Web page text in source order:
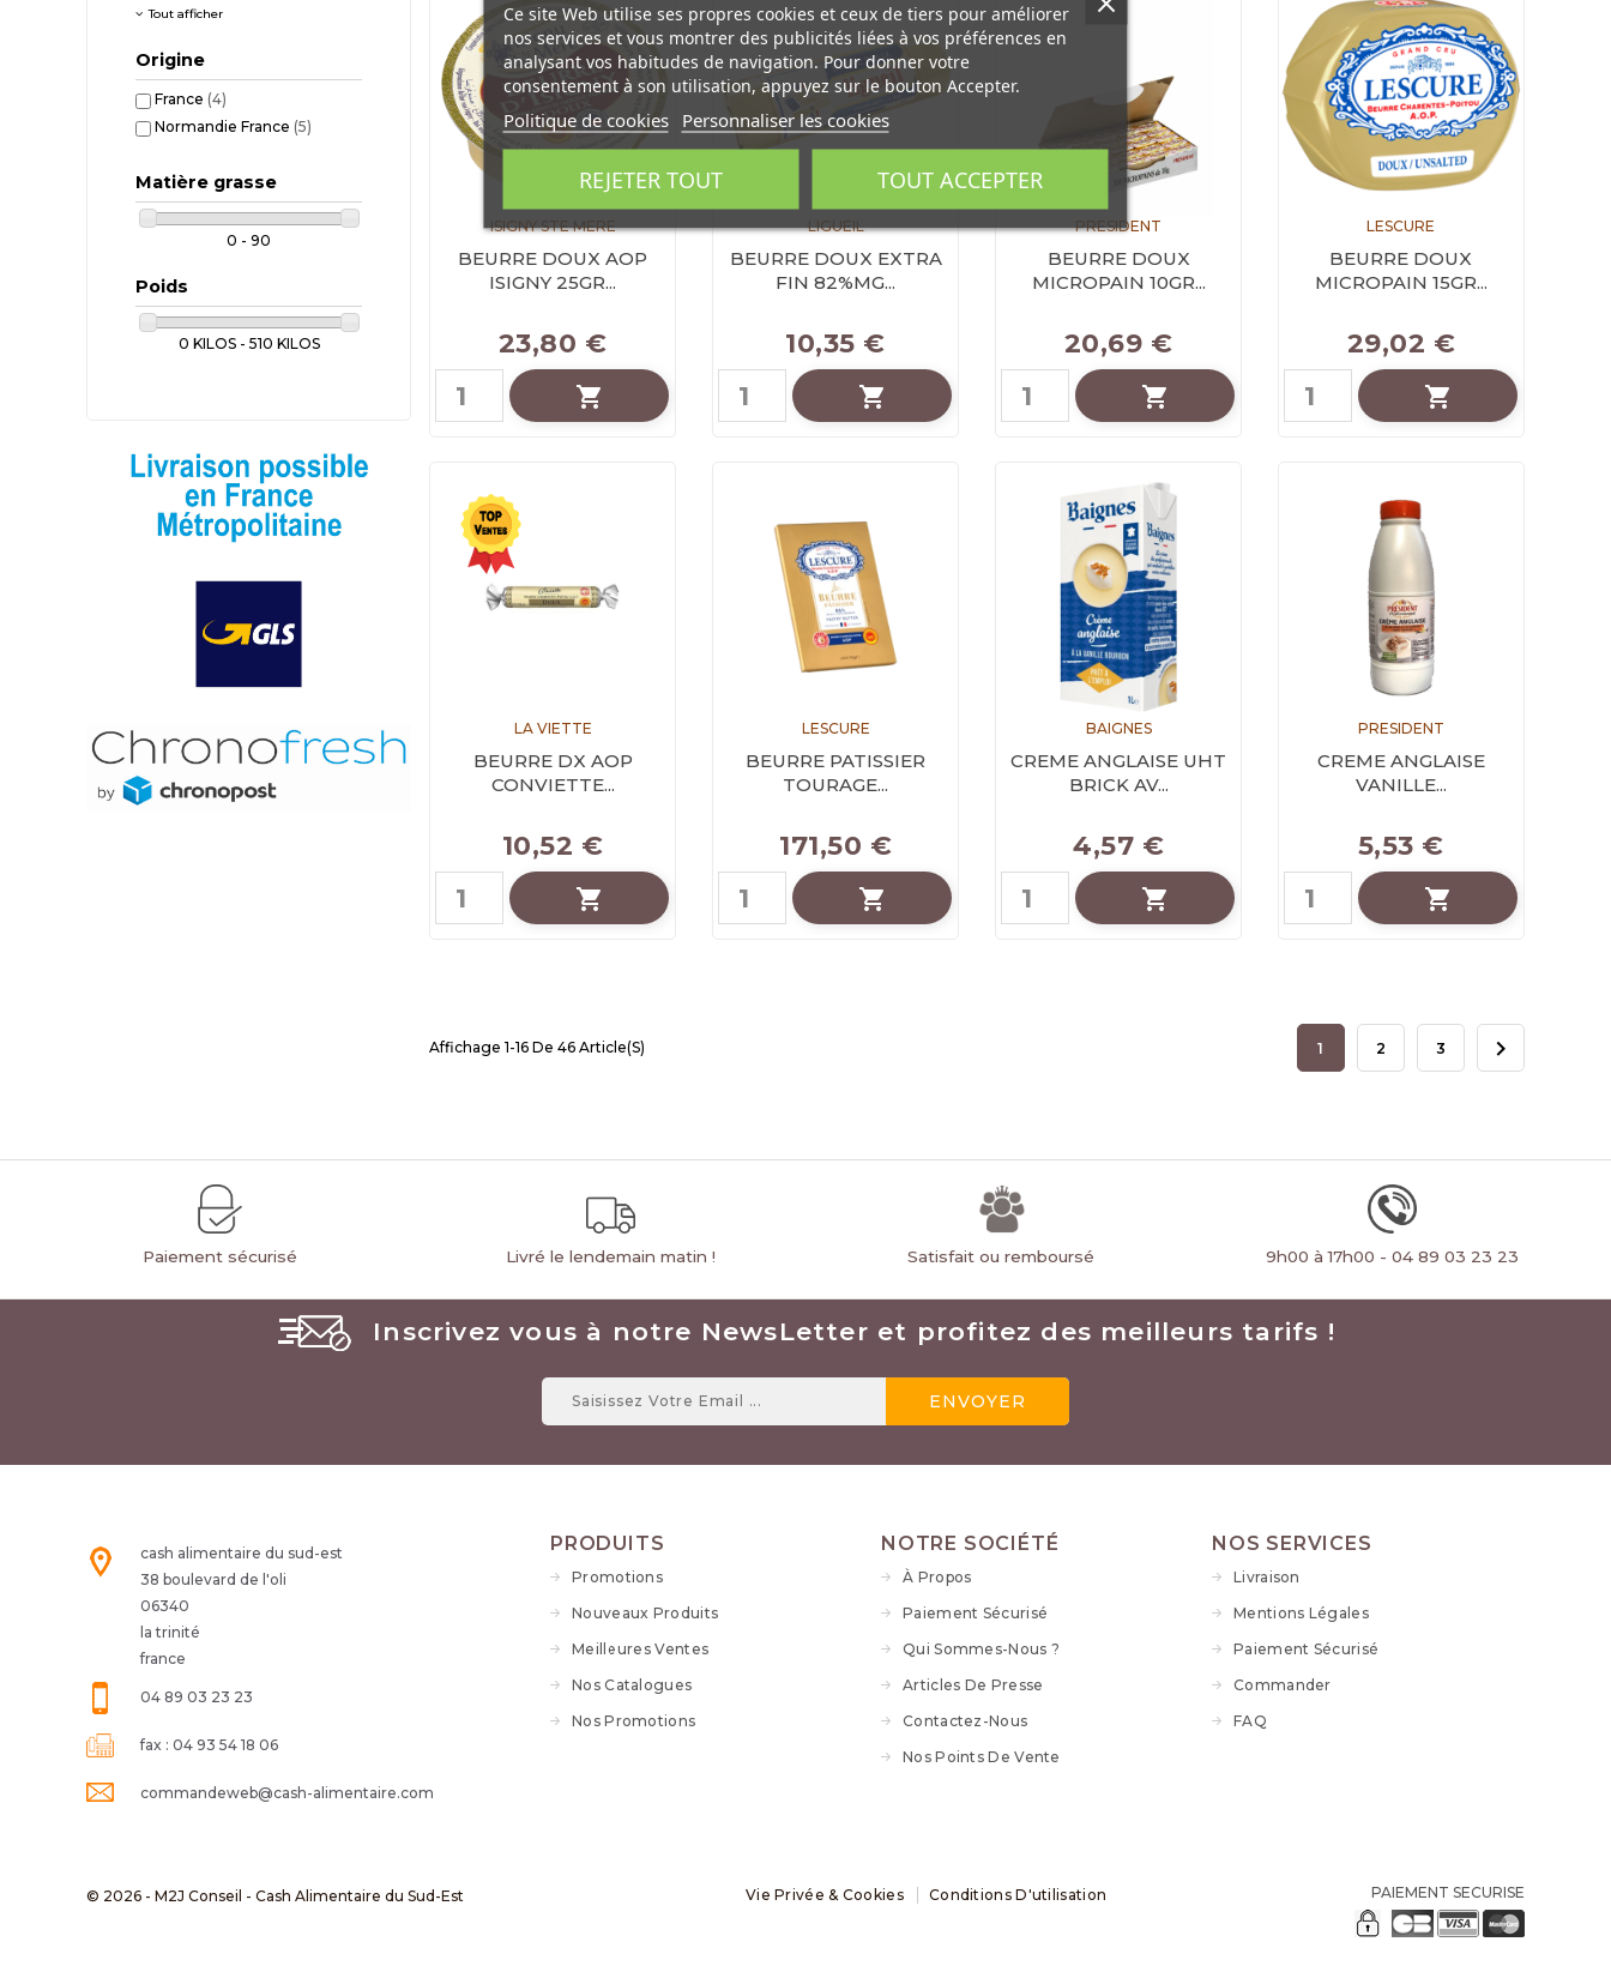
Tout afficher
Origine
France (4)
Normandie France (5)
Matière grasse
0 - 90
Poids
0 KILOS - 510 KILOS
ISIGNY STE MERE
BEURRE DOUX AOP
ISIGNY 25GR...
23,80 €

LIGUEIL
BEURRE DOUX EXTRA
FIN 82%MG...
10,35 €

PRESIDENT
BEURRE DOUX
MICROPAIN 10GR...
20,69 €

LESCURE
BEURRE DOUX
MICROPAIN 15GR...
29,02 €

LA VIETTE
BEURRE DX AOP
CONVIETTE...
10,52 €

LESCURE
BEURRE PATISSIER
TOURAGE...
171,50 €

BAIGNES
CREME ANGLAISE UHT
BRICK AV...
4,57 €

PRESIDENT
CREME ANGLAISE
VANILLE...
5,53 €

Affichage 1-16 De 46 Article(s) 1 2 3 
Paiement sécurisé Livré le lendemain matin ! Satisfait ou remboursé 9h00 à 17h00 - 04 89 03 23 23
Inscrivez vous à notre NewsLetter et profitez des meilleurs tarifs !
cash alimentaire du sud-est
38 boulevard de l'oli
06340
la trinité
france
04 89 03 23 23
fax : 04 93 54 18 06
commandeweb@cash-alimentaire.com
PRODUITS
Promotions
Nouveaux Produits
Meilleures Ventes
Nos Catalogues
Nos Promotions
NOTRE SOCIÉTÉ
À Propos
Paiement Sécurisé
Qui Sommes-Nous ?
Articles De Presse
Contactez-Nous
Nos Points De Vente
NOS SERVICES
Livraison
Mentions Légales
Paiement Sécurisé
Commander
FAQ
Ce site Web utilise ses propres cookies et ceux de tiers pour améliorer
nos services et vous montrer des publicités liées à vos préférences en
analysant vos habitudes de navigation. Pour donner votre
consentement à son utilisation, appuyez sur le bouton Accepter.
Politique de cookies Personnaliser les cookies
REJETER TOUT TOUT ACCEPTER
© 2026 - M2J Conseil - Cash Alimentaire du Sud-Est Vie Privée & Cookies Conditions D'utilisation PAIEMENT SECURISE